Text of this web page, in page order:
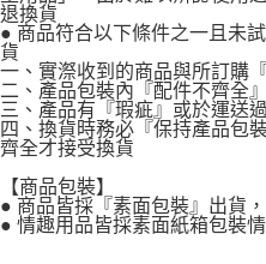
退換貨
● 商品符合以下條件之一且未
貨
一、實漈收到的商品與所訂購
二、產品包裝內『配件不齊全
三、產品有『瑕疵』或於運送
四、換貨時務必『保持產品包
齊全才接受換貨
【商品包裝】
● 商品皆採『素面包裝』出貨
● 情趣用品皆採素面紙箱包裝